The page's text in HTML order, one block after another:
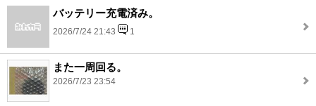
バッテリー充電済み。
2026/7/24 21:43 1
また一周回る。
2026/7/23 23:54